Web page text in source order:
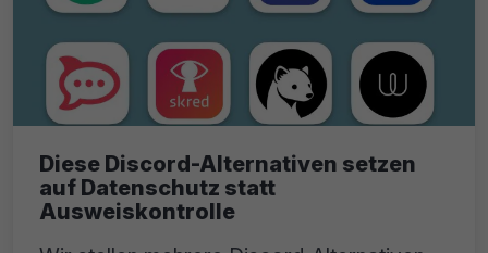
Diese Discord-Alternativen setzen
auf Datenschutz statt
Ausweiskontrolle